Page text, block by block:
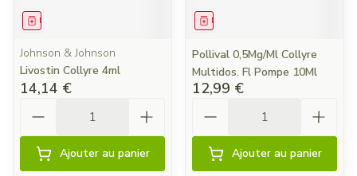
Médicament
Johnson & Johnson
Livostin Collyre 4ml
14,14 €
Ajouter au panier
Médicament
Pollival 0,5Mg/Ml Collyre
Multidos. Fl Pompe 10Ml
12,99 €
Ajouter au panier